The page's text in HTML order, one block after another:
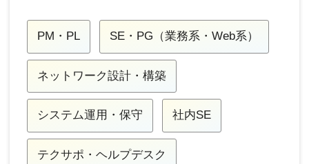
PM・PL SE・PG（業務系・Web系）
ネットワーク設計・構築
システム運用・保守 社内SE
テクサポ・ヘルプデスク